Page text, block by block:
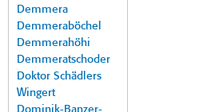
Demmera
Demmeraböchel
Demmerahöhi
Demmeratschoder
Doktor Schädlers
Wingert